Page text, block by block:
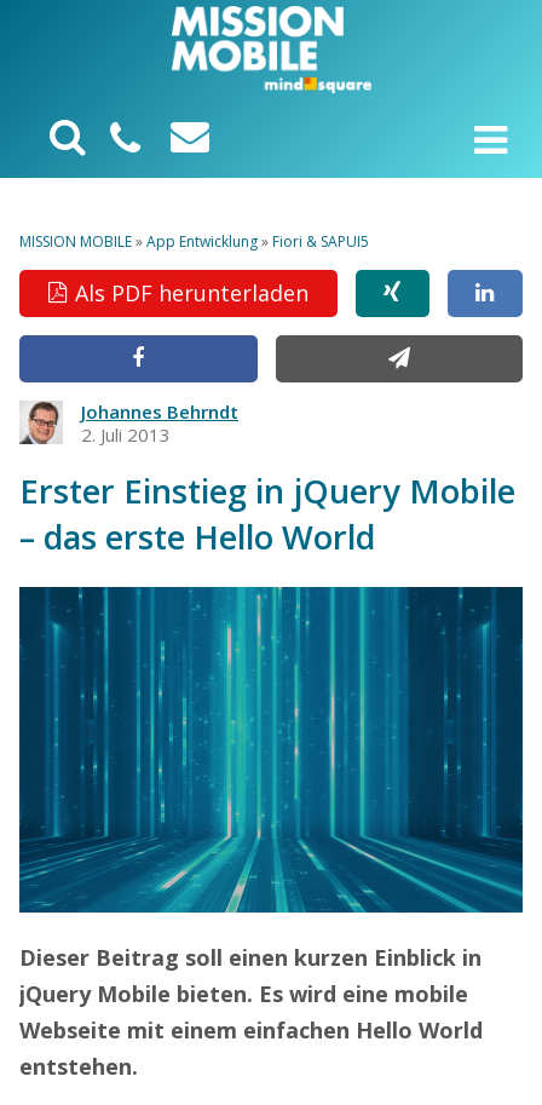
MISSION MOBILE»App Entwicklung»Fiori & SAPUI5
Als PDF herunterladen
Johannes Behrndt
2. Juli 2013
Erster Einstieg in jQuery Mobile
– das erste Hello World
Dieser Beitrag soll einen kurzen Einblick in
jQuery Mobile bieten. Es wird eine mobile
Webseite mit einem einfachen Hello World
entstehen.